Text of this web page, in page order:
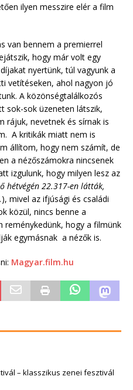
ilyen messzire elér a film
van bennem a premierrel
hogy már volt egy
nyertünk, túl vagyunk a
vetítéseken, ahol nagyon jó
A közönségtalálkozós
sok-sok üzeneten látszik,
rájuk, nevetnek és sírnak is
A kritikák miatt nem is
állítom, hogy nem számít, de
a nézőszámokra nincsenek
izgulunk, hogy milyen lesz az
hétvégén 22.317-en látták,
), mivel az ifjúsági és családi
közül, nincs benne a
reménykedünk, hogy a filmünk
egymásnak a nézők is.
Magyar.film.hu
– klasszikus zenei fesztivál